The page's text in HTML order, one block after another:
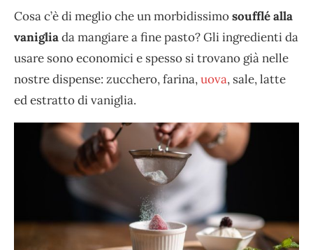
Cosa c’è di meglio che un morbidissimosoufflé alla
vanigliada mangiare a fine pasto? Gli ingredienti da
usare sono economici e spesso si trovano già nelle
nostre dispense: zucchero, farina,uova, sale, latte
ed estratto di vaniglia.